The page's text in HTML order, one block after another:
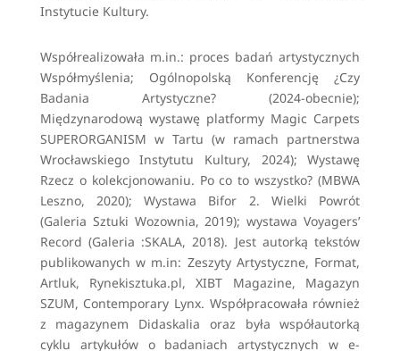
Instytucie Kultury.
Współrealizowała m.in.: proces badań artystycznych
Współmyślenia; Ogólnopolską Konferencję ¿Czy
Badania Artystyczne? (2024-obecnie);
Międzynarodową wystawę platformy Magic Carpets
SUPERORGANISM w Tartu (w ramach partnerstwa
Wrocławskiego Instytutu Kultury, 2024); Wystawę
Rzecz o kolekcjonowaniu. Po co to wszystko? (MBWA
Leszno, 2020); Wystawa Bifor 2. Wielki Powrót
(Galeria Sztuki Wozownia, 2019); wystawa Voyagers’
Record (Galeria :SKALA, 2018). Jest autorką tekstów
publikowanych w m.in: Zeszyty Artystyczne, Format,
Artluk, Rynekisztuka.pl, XIBT Magazine, Magazyn
SZUM, Contemporary Lynx. Współpracowała również
z magazynem Didaskalia oraz była współautorką
cyklu artykułów o badaniach artystycznych w e-